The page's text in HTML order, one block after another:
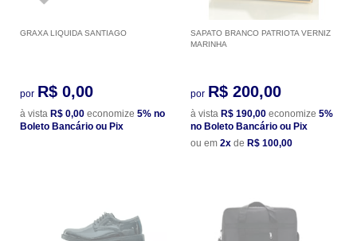
GRAXA LIQUIDA SANTIAGO
por R$ 0,00
à vista R$ 0,00 economize 5% no
Boleto Bancário ou Pix
SAPATO BRANCO PATRIOTA VERNIZ
MARINHA
por R$ 200,00
à vista R$ 190,00 economize 5%
no Boleto Bancário ou Pix
ou em 2x de R$ 100,00